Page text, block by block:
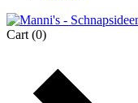
Cart (0)